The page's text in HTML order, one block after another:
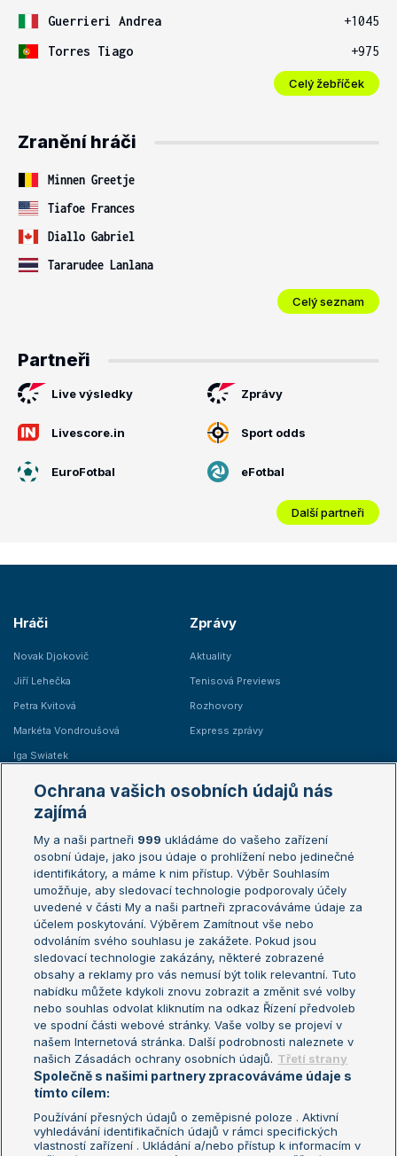
Guerrieri Andrea
+1045
Torres Tiago
+975
Celý žebříček
Zranění hráči
Minnen Greetje
Tiafoe Frances
Diallo Gabriel
Tararudee Lanlana
Celý seznam
Partneři
Live výsledky Zprávy
Livescore.in Sport odds
EuroFotbal eFotbal
Další partneři
Hráči
Novak Djokovič
Jiří Lehečka
Petra Kvitová
Markéta Vondroušová
Iga Swiatek
Zprávy
Aktuality
Tenisová Previews
Rozhovory
Express zprávy
Žebříčky
Žebříček ATP (muži)
Žebříček WTA (ženy)
Sázkařský žebříček
Australian Open
French Open
Wimbledon
US Open
Turnaj mistrů
Turnaj mistryň
Aktualní trendy
Fotbalové přestupy
Livesport Daily
LS Prague Open
Podmínky užití Nastavení soukromí
Ochrana vašich osobních údajů nás
zajímá
My a naši partneři 999 ukládáme do vašeho zařízení
osobní údaje, jako jsou údaje o prohlížení nebo jedinečné
identifikátory, a máme k nim přístup. Výběr Souhlasím
umožňuje, aby sledovací technologie podporovaly účely
uvedené v části My a naši partneři zpracováváme údaje za
účelem poskytování. Výběrem Zamítnout vše nebo
odvoláním svého souhlasu je zakážete. Pokud jsou
sledovací technologie zakázány, některé zobrazené
obsahy a reklamy pro vás nemusí být tolik relevantní. Tuto
nabídku můžete kdykoli znovu zobrazit a změnit své volby
nebo souhlas odvolat kliknutím na odkaz Řízení předvoleb
ve spodní části webové stránky. Vaše volby se projeví v
našem Internetová stránka. Další podrobnosti naleznete v
našich Zásadách ochrany osobních údajů. Třetí strany
Společně s našimi partnery zpracováváme údaje s
tímto cílem:
Používání přesných údajů o zeměpisné poloze . Aktivní
vyhledávání identifikačních údajů v rámci specifických
vlastností zařízení . Ukládání a/nebo přístup k informacím v